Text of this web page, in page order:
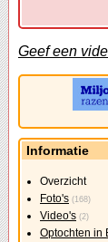
Geef een
Informatie
Overzicht
Foto's (168)
Video's (2)
Optochten in